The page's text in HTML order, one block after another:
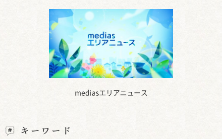
mediasエリアニュース
キーワード